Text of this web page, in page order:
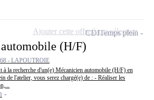
(H/F)
68 - LAPOUTROIE
à la recherche d'un(e) Mécanicien automobile (H/F) en
de l'atelier, vous serez chargé(e) de : - Réaliser les
CDITemps plein
Ajouter cette offre à ma sélection